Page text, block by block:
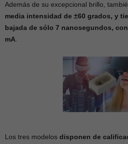
Además de su excepcional brillo,
media intensidad de ±60 grados, y
bajada de sólo 7 nanosegundos,
mA
Los tres modelos disponen de